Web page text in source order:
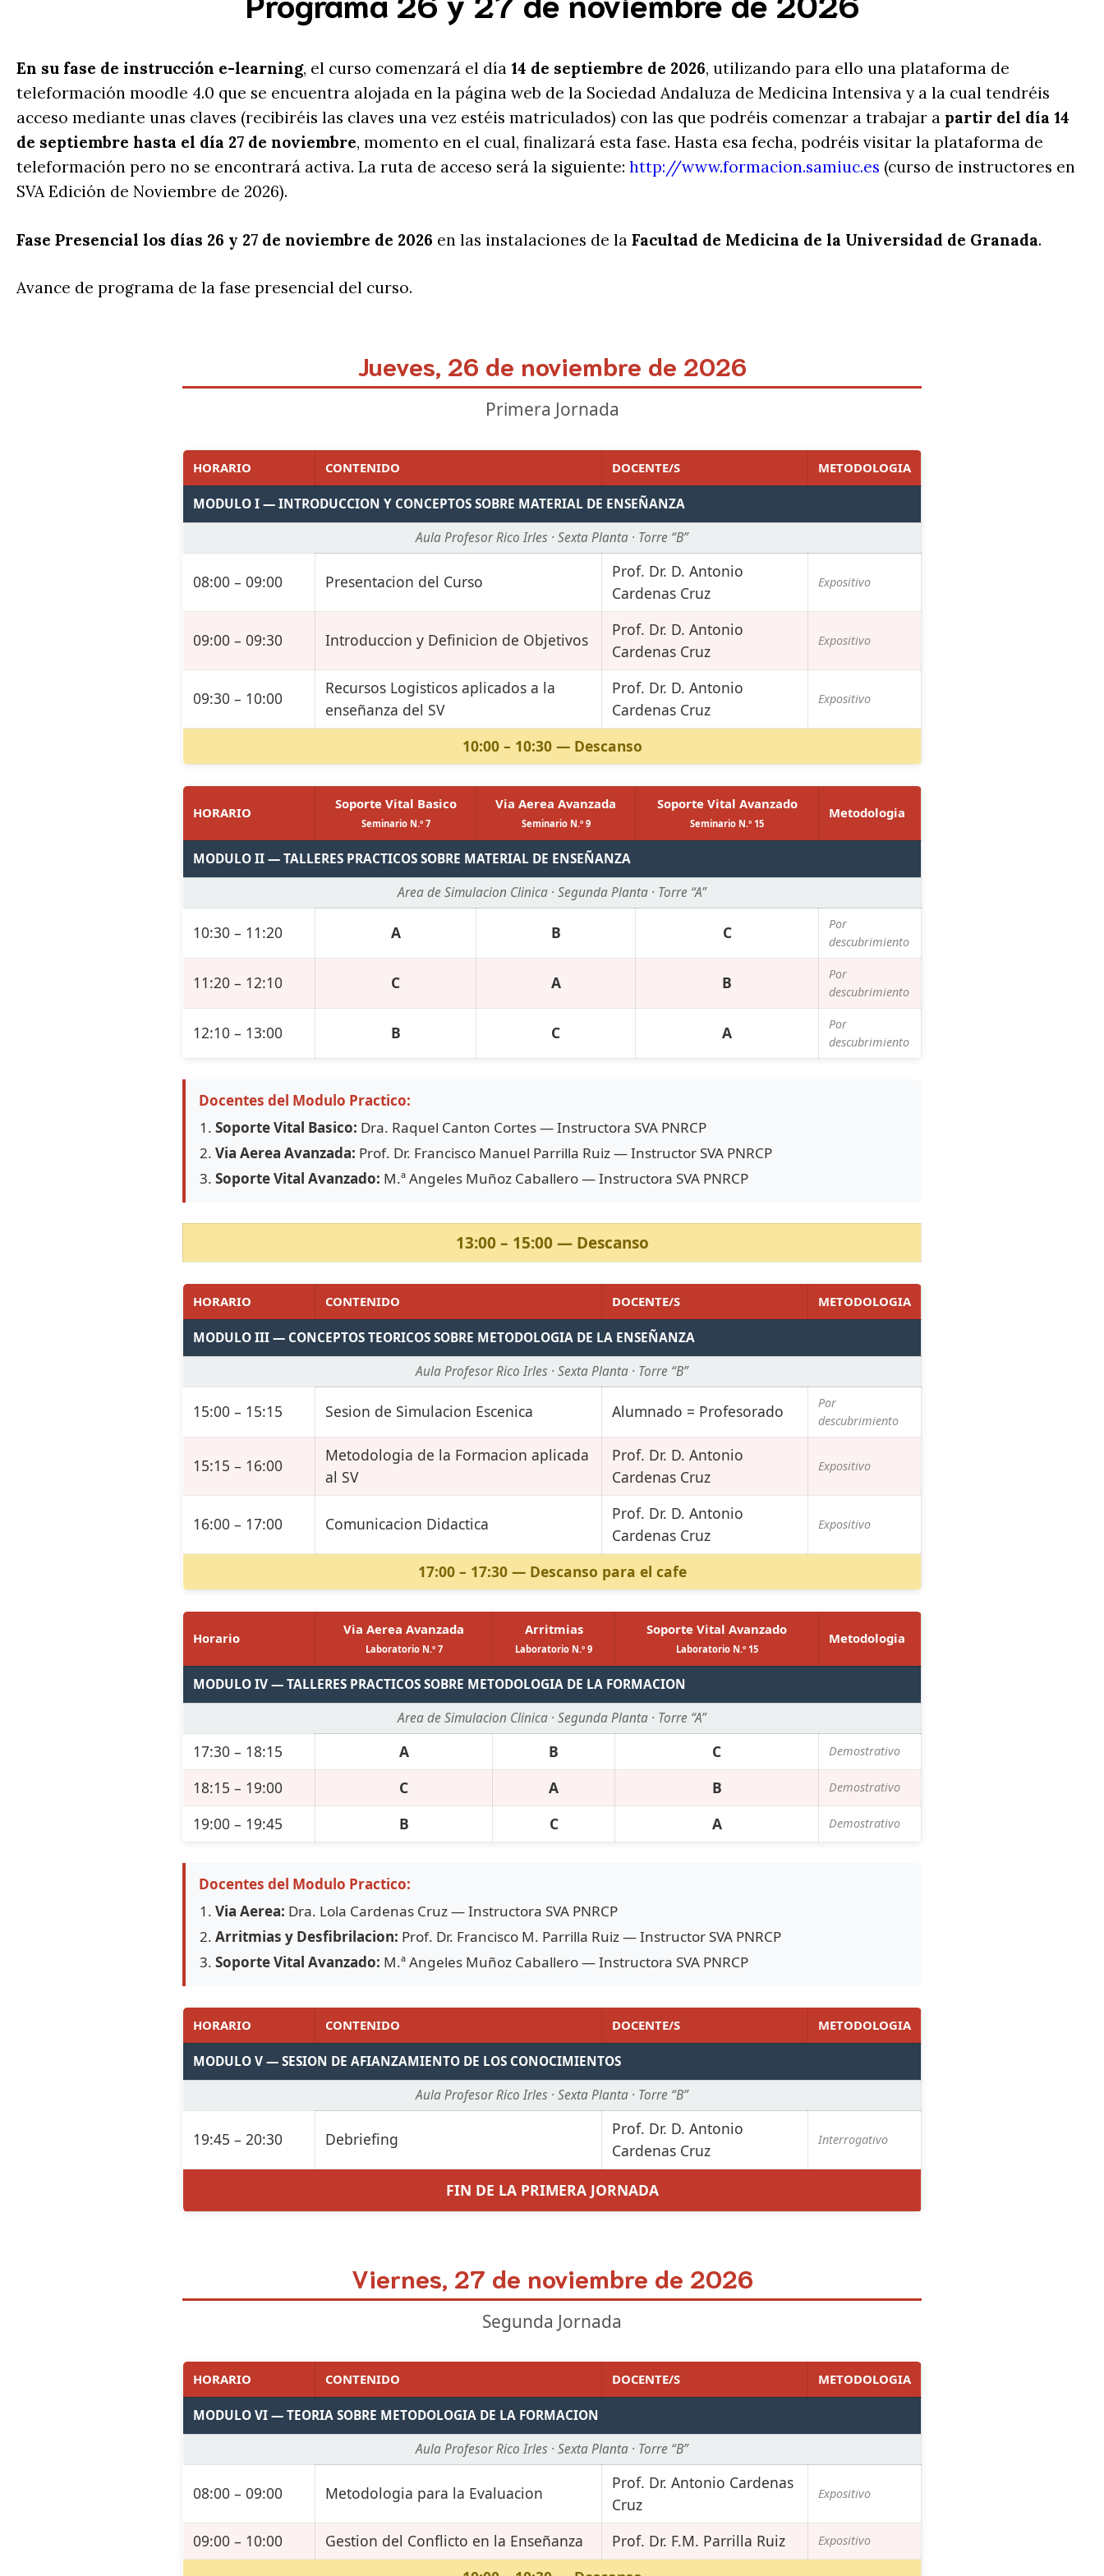
En su fase de instrucción e-learning, el curso comenzará el día 14 de septiembre de 2026, utilizando para ello una plataforma de
teleformación moodle 4.0 que se encuentra alojada en la página web de la Sociedad Andaluza de Medicina Intensiva y a la cual tendréis
acceso mediante unas claves (recibiréis las claves una vez estéis matriculados) con las que podréis comenzar a trabajar a partir del día 14
de septiembre hasta el día 27 de noviembre, momento en el cual, finalizará esta fase. Hasta esa fecha, podréis visitar la plataforma de
teleformación pero no se encontrará activa. La ruta de acceso será la siguiente: http://www.formacion.samiuc.es (curso de instructores en
SVA Edición de Noviembre de 2026).
Fase Presencial los días 26 y 27 de noviembre de 2026 en las instalaciones de la Facultad de Medicina de la Universidad de Granada.
Avance de programa de la fase presencial del curso.
Jueves, 26 de noviembre de 2026
Primera Jornada
HORARIO CONTENIDO DOCENTE/S METODOLOGIA
MODULO I — INTRODUCCION Y CONCEPTOS SOBRE MATERIAL DE ENSEÑANZA
Aula Profesor Rico Irles · Sexta Planta · Torre “B”
08:00 – 09:00 Presentacion del Curso
Prof. Dr. D. Antonio
Cardenas Cruz
Expositivo
09:00 – 09:30 Introduccion y Definicion de Objetivos
Prof. Dr. D. Antonio
Cardenas Cruz
Expositivo
09:30 – 10:00
Recursos Logisticos aplicados a la
enseñanza del SV
Prof. Dr. D. Antonio
Cardenas Cruz
Expositivo
10:00 – 10:30 — Descanso
HORARIO
Soporte Vital Basico
Seminario N.º 7
Via Aerea Avanzada
Seminario N.º 9
Soporte Vital Avanzado
Seminario N.º 15
Metodologia
MODULO II — TALLERES PRACTICOS SOBRE MATERIAL DE ENSEÑANZA
Area de Simulacion Clinica · Segunda Planta · Torre “A”
10:30 – 11:20 A B C
Por
descubrimiento
11:20 – 12:10 C A B
Por
descubrimiento
12:10 – 13:00 B C A
Por
descubrimiento
Docentes del Modulo Practico:
Soporte Vital Basico: Dra. Raquel Canton Cortes — Instructora SVA PNRCP
Via Aerea Avanzada: Prof. Dr. Francisco Manuel Parrilla Ruiz — Instructor SVA PNRCP
Soporte Vital Avanzado: M.ª Angeles Muñoz Caballero — Instructora SVA PNRCP
13:00 – 15:00 — Descanso
HORARIO CONTENIDO DOCENTE/S METODOLOGIA
MODULO III — CONCEPTOS TEORICOS SOBRE METODOLOGIA DE LA ENSEÑANZA
Aula Profesor Rico Irles · Sexta Planta · Torre “B”
15:00 – 15:15 Sesion de Simulacion Escenica Alumnado = Profesorado
Por
descubrimiento
15:15 – 16:00
Metodologia de la Formacion aplicada
al SV
Prof. Dr. D. Antonio
Cardenas Cruz
Expositivo
16:00 – 17:00 Comunicacion Didactica
Prof. Dr. D. Antonio
Cardenas Cruz
Expositivo
17:00 – 17:30 — Descanso para el cafe
Horario
Via Aerea Avanzada
Laboratorio N.º 7
Arritmias
Laboratorio N.º 9
Soporte Vital Avanzado
Laboratorio N.º 15
Metodologia
MODULO IV — TALLERES PRACTICOS SOBRE METODOLOGIA DE LA FORMACION
Area de Simulacion Clinica · Segunda Planta · Torre “A”
17:30 – 18:15 A B C Demostrativo
18:15 – 19:00 C A B Demostrativo
19:00 – 19:45 B C A Demostrativo
Docentes del Modulo Practico:
Via Aerea: Dra. Lola Cardenas Cruz — Instructora SVA PNRCP
Arritmias y Desfibrilacion: Prof. Dr. Francisco M. Parrilla Ruiz — Instructor SVA PNRCP
Soporte Vital Avanzado: M.ª Angeles Muñoz Caballero — Instructora SVA PNRCP
HORARIO CONTENIDO DOCENTE/S METODOLOGIA
MODULO V — SESION DE AFIANZAMIENTO DE LOS CONOCIMIENTOS
Aula Profesor Rico Irles · Sexta Planta · Torre “B”
19:45 – 20:30 Debriefing
Prof. Dr. D. Antonio
Cardenas Cruz
Interrogativo
FIN DE LA PRIMERA JORNADA
Viernes, 27 de noviembre de 2026
Segunda Jornada
HORARIO CONTENIDO DOCENTE/S METODOLOGIA
MODULO VI — TEORIA SOBRE METODOLOGIA DE LA FORMACION
Aula Profesor Rico Irles · Sexta Planta · Torre “B”
08:00 – 09:00 Metodologia para la Evaluacion
Prof. Dr. Antonio Cardenas
Cruz
Expositivo
09:00 – 10:00 Gestion del Conflicto en la Enseñanza Prof. Dr. F.M. Parrilla Ruiz Expositivo